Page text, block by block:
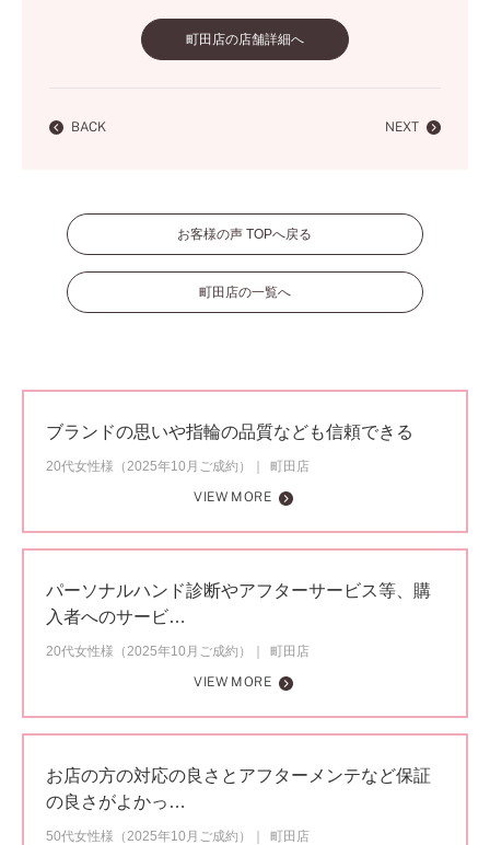
町田店の店舗詳細へ
BACK NEXT
お客様の声 TOPへ戻る
町田店の一覧へ
ブランドの思いや指輪の品質なども信頼できる
20代女性様（2025年10月ご成約）
町田店
VIEW MORE
パーソナルハンド診断やアフターサービス等、購
入者へのサービ…
20代女性様（2025年10月ご成約）
町田店
VIEW MORE
お店の方の対応の良さとアフターメンテなど保証
の良さがよかっ…
50代女性様（2025年10月ご成約）
町田店